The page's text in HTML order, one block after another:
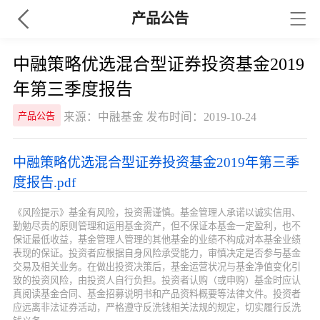
产品公告
中融策略优选混合型证券投资基金2019
年第三季度报告
产品公告 来源：中融基金 发布时间：2019-10-24
中融策略优选混合型证券投资基金2019年第三季
度报告.pdf
《风险提示》基金有风险，投资需谨慎。基金管理人承诺以诚实信用、
勤勉尽责的原则管理和运用基金资产，但不保证本基金一定盈利，也不
保证最低收益，基金管理人管理的其他基金的业绩不构成对本基金业绩
表现的保证。投资者应根据自身风险承受能力，审慎决定是否参与基金
交易及相关业务。在做出投资决策后，基金运营状况与基金净值变化引
致的投资风险，由投资人自行负担。投资者认购（或申购）基金时应认
真阅读基金合同、基金招募说明书和产品资料概要等法律文件。投资者
应远离非法证券活动，严格遵守反洗钱相关法规的规定，切实履行反洗